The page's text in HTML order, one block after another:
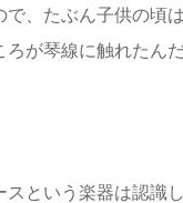
、たぶん子供の頃
が琴線に触れたん
という楽器は認識